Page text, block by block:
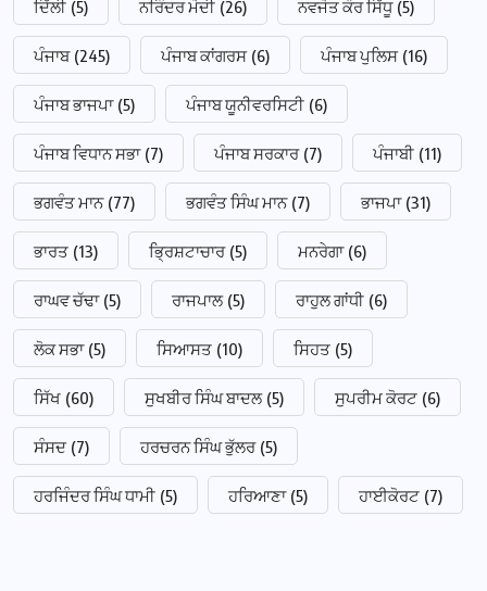
ਦਿੱਲੀ (5) ਨਰਿੰਦਰ ਮੋਦੀ (26) ਨਵਜੋਤ ਕੌਰ ਸਿੱਧੂ (5)
ਪੰਜਾਬ (245) ਪੰਜਾਬ ਕਾਂਗਰਸ (6) ਪੰਜਾਬ ਪੁਲਿਸ (16)
ਪੰਜਾਬ ਭਾਜਪਾ (5) ਪੰਜਾਬ ਯੂਨੀਵਰਸਿਟੀ (6)
ਪੰਜਾਬ ਵਿਧਾਨ ਸਭਾ (7) ਪੰਜਾਬ ਸਰਕਾਰ (7) ਪੰਜਾਬੀ (11)
ਭਗਵੰਤ ਮਾਨ (77) ਭਗਵੰਤ ਸਿੰਘ ਮਾਨ (7) ਭਾਜਪਾ (31)
ਭਾਰਤ (13) ਭ੍ਰਿਸ਼ਟਾਚਾਰ (5) ਮਨਰੇਗਾ (6)
ਰਾਘਵ ਚੱਢਾ (5) ਰਾਜਪਾਲ (5) ਰਾਹੁਲ ਗਾਂਧੀ (6)
ਲੋਕ ਸਭਾ (5) ਸਿਆਸਤ (10) ਸਿਹਤ (5)
ਸਿੱਖ (60) ਸੁਖਬੀਰ ਸਿੰਘ ਬਾਦਲ (5) ਸੁਪਰੀਮ ਕੋਰਟ (6)
ਸੰਸਦ (7) ਹਰਚਰਨ ਸਿੰਘ ਭੁੱਲਰ (5)
ਹਰਜਿੰਦਰ ਸਿੰਘ ਧਾਮੀ (5) ਹਰਿਆਣਾ (5) ਹਾਈਕੋਰਟ (7)